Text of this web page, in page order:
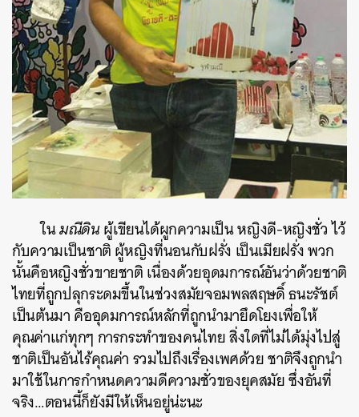
ในมณีดินผู้เขียนได้ผูกความเป็น หญิงดี-หญิงชั่ว ไว้
กับความเป็นชาติ ผู้หญิงที่นอนกับฝรั่ง เป็นเมียฝรั่ง พวก
นั้นคือหญิงชั่วขายชาติ เนื่องด้วยอุดมการณ์อันว่าด้วยชาติ
ไทยที่ถูกปลุกระดมขึ้นในช่วงสมัยจอมพลสฤษดิ์ ธนะรัชต์
เป็นต้นมา คืออุดมการณ์หลักที่ถูกนำมายึดโยงเพื่อให้
คุณค่าแก่ทุกๆ การกระทำของคนไทย สิ่งใดที่ไม่ได้มุ่งไปสู่
ชาติเป็นอันไร้คุณค่า รวมไปถึงเรื่องเพศด้วย ชาติจึงถูกนำ
มาใช้ในการกำหนดความดีความชั่วของยุคสมัย ซึ่งอันที่
จริง…ตอนนี้ก็ยังมีให้เห็นอยู่น่ะนะ